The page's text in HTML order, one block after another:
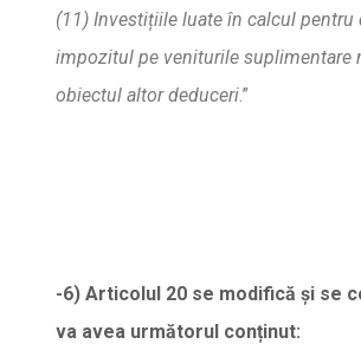
(11) Investițiile luate în calcul pentru
impozitul pe veniturile suplimentare
obiectul altor deduceri.”
-6)Articolul 20 se modifică și se
va avea următorul conținut: